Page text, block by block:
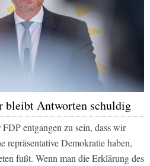
bleibt Antworten schuldig
entgangen zu sein, dass wir
repräsentative Demokratie haben,
fußt. Wenn man die Erklärung des